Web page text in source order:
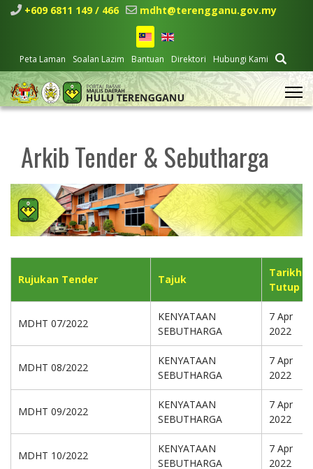
+609 6811 149 / 466 mdht@terengganu.gov.my
Peta Laman Soalan Lazim Bantuan Direktori Hubungi Kami
Arkib Tender & Sebutharga
Rujukan Tender Tajuk
Tarikh
Tutup
MDHT 07/2022
KENYATAAN
SEBUTHARGA
7 Apr
2022
MDHT 08/2022
KENYATAAN
SEBUTHARGA
7 Apr
2022
MDHT 09/2022
KENYATAAN
SEBUTHARGA
7 Apr
2022
MDHT 10/2022
KENYATAAN
SEBUTHARGA
7 Apr
2022